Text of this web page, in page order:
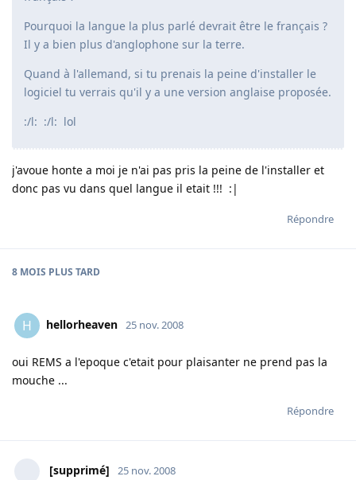
Pourquoi la langue la plus parlé devrait être le français ?
Il y a bien plus d'anglophone sur la terre.
Quand à l'allemand, si tu prenais la peine d'installer le
logiciel tu verrais qu'il y a une version anglaise proposée.
:/l: :/l: lol
j'avoue honte a moi je n'ai pas pris la peine de l'installer et
donc pas vu dans quel langue il etait !!! :|
Répondre
8 MOIS PLUS TARD
H hellorheaven 25 nov. 2008
oui REMS a l'epoque c'etait pour plaisanter ne prend pas la
mouche ...
Répondre
[supprimé] 25 nov. 2008